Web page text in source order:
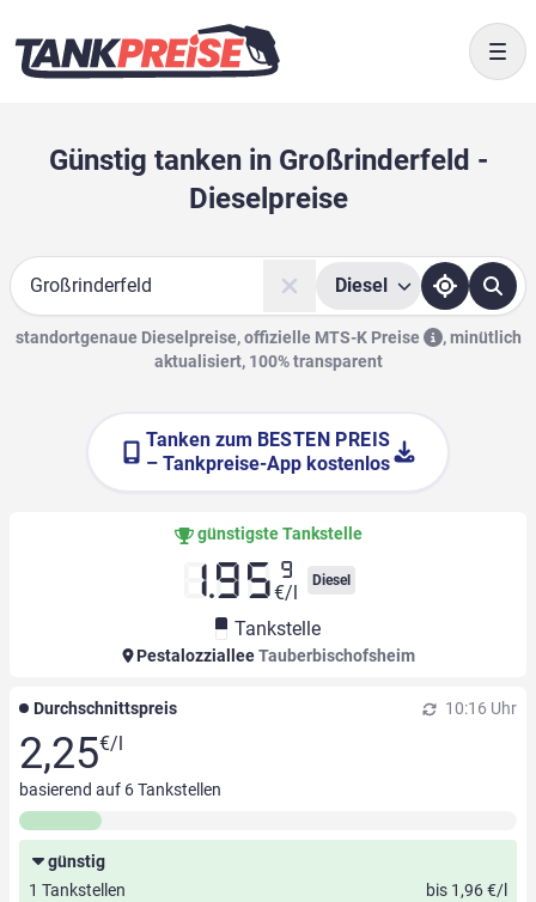
Günstig tanken in Großrinderfeld -
Dieselpreise
Suche
Diesel
standortgenaue Dieselpreise, offizielle MTS-K Preise ,minütlich
aktualisiert, 100% transparent
Tanken zum BESTEN PREIS
– Tankpreise-App kostenlos
günstigste Tankstelle
1.95 9
€/l
Diesel
Tankstelle
PestalozzialleeTauberbischofsheim
Durchschnittspreis 10:16 Uhr
2,25€/l
basierend auf 6Tankstellen
günstig
1 Tankstellen
bis 1,96 €/l